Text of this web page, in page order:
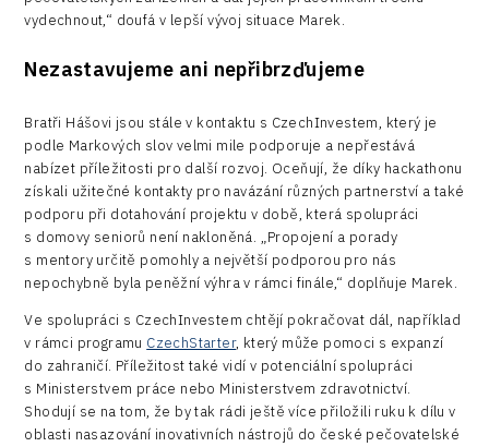
vydechnout,“ doufá v lepší vývoj situace Marek.
Nezastavujeme ani nepřibrzďujeme
Bratři Hášovi jsou stále v kontaktu s CzechInvestem, který je
podle Markových slov velmi mile podporuje a nepřestává
nabízet příležitosti pro další rozvoj. Oceňují, že díky hackathonu
získali užitečné kontakty pro navázání různých partnerství a také
podporu při dotahování projektu v době, která spolupráci
s domovy seniorů není nakloněná. „Propojení a porady
s mentory určitě pomohly a největší podporou pro nás
nepochybně byla peněžní výhra v rámci finále,“ doplňuje Marek.
Ve spolupráci s CzechInvestem chtějí pokračovat dál, například
v rámci programu CzechStarter, který může pomoci s expanzí
do zahraničí. Příležitost také vidí v potenciální spolupráci
s Ministerstvem práce nebo Ministerstvem zdravotnictví.
Shodují se na tom, že by tak rádi ještě více přiložili ruku k dílu v
oblasti nasazování inovativních nástrojů do české pečovatelské